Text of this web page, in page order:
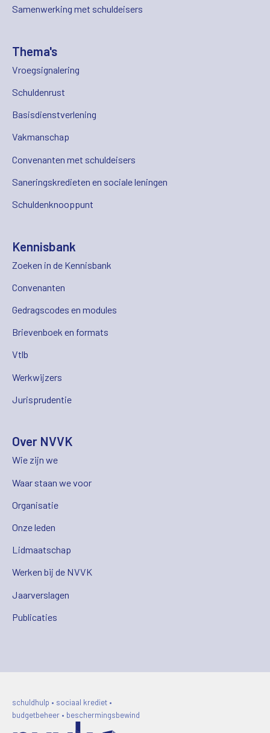
Samenwerking met schuldeisers
Thema's
Vroegsignalering
Schuldenrust
Basisdienstverlening
Vakmanschap
Convenanten met schuldeisers
Saneringskredieten en sociale leningen
Schuldenknooppunt
Kennisbank
Zoeken in de Kennisbank
Convenanten
Gedragscodes en modules
Brievenboek en formats
Vtlb
Werkwijzers
Jurisprudentie
Over NVVK
Wie zijn we
Waar staan we voor
Organisatie
Onze leden
Lidmaatschap
Werken bij de NVVK
Jaarverslagen
Publicaties
schuldhulp • sociaal krediet •
budgetbeheer • beschermingsbewind